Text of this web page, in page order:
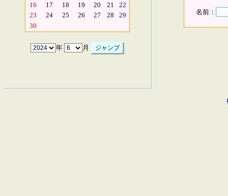
16
17 18 19 20 21
22
23
24 25 26 27 28
29
30
年 月
名前：